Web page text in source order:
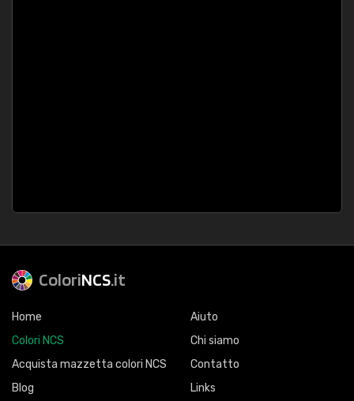
ColoriNCS.it
Home
Colori NCS
Acquista mazzetta colori NCS
Blog
Aiuto
Chi siamo
Contatto
Links